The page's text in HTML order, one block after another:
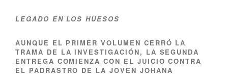
LEGADO EN LOS HUESOS
AUNQUE EL PRIMER VOLUMEN CERRÓ LA
TRAMA DE LA INVESTIGACIÓN, LA SEGUNDA
ENTREGA COMIENZA CON EL JUICIO CONTRA
EL PADRASTRO DE LA JOVEN JOHANA